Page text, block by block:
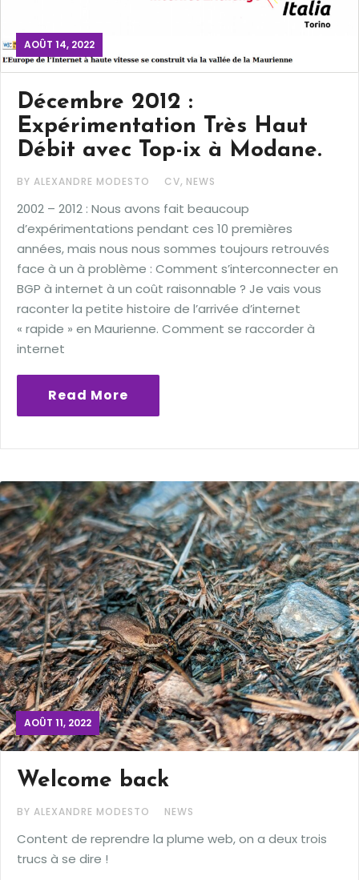
AOÛT 14, 2022
Décembre 2012 :
Expérimentation Très Haut
Débit avec Top-ix à Modane.
BY ALEXANDRE MODESTO CV, NEWS
2002 – 2012 : Nous avons fait beaucoup
d’expérimentations pendant ces 10 premières
années, mais nous nous sommes toujours retrouvés
face à un à problème : Comment s’interconnecter en
BGP à internet à un coût raisonnable ? Je vais vous
raconter la petite histoire de l’arrivée d’internet
« rapide » en Maurienne. Comment se raccorder à
internet
Read More
AOÛT 11, 2022
Welcome back
BY ALEXANDRE MODESTO NEWS
Content de reprendre la plume web, on a deux trois
trucs à se dire !